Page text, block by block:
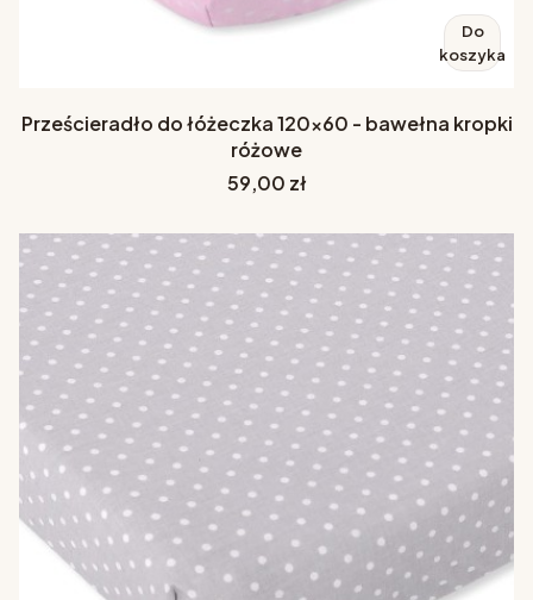
Do
koszyka
Prześcieradło do łóżeczka 120x60 - bawełna kropki
różowe
Cena
59,00 zł